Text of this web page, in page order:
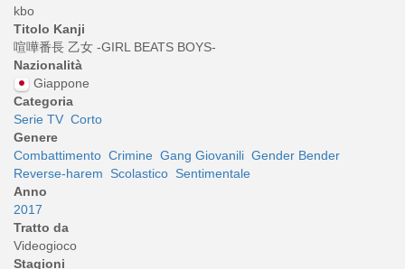
kbo
Titolo Kanji
喧嘩番長 乙女 -GIRL BEATS BOYS-
Nazionalità
Giappone
Categoria
Serie TV Corto
Genere
Combattimento Crimine Gang Giovanili Gender Bender
Reverse-harem
Scolastico Sentimentale
Anno
2017
Tratto da
Videogioco
Stagioni